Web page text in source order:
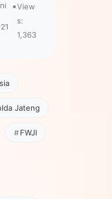
View
s:
1,363
Jateng
FWJI